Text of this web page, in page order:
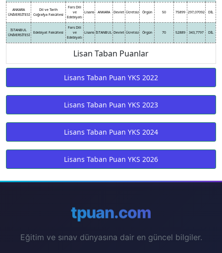
ANKARA
ÜNİVERSİTESİ
Dil ve Tarih
Coğrafya Fakültesi
Fars Dili
ve
Edebiyatı
Lisans ANKARA Devlet Ücretsiz Örgün 50 75899 297,07092 DİL
İSTANBUL
ÜNİVERSİTESİ
Edebiyat Fakültesi
Fars Dili
ve
Edebiyatı
Lisans İSTANBUL Devlet Ücretsiz Örgün 70 52889 343,7797 DİL
Lisan Taban Puanlar
Lisans Taban Puan YKS 2022
Lisans Taban Puan YKS 2023
Lisans Taban Puan YKS 2024
Lisans Taban Puan YKS 2026
tpuan.com
Eğitim ve sınav dünyasına dair en güncel bilgiler.